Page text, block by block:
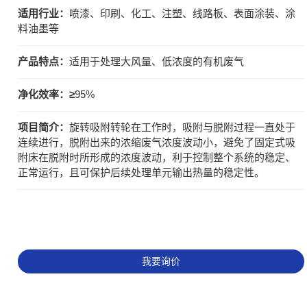
适用行业： 喷漆、印刷、化工、注塑、线路板、表面涂装、涂
料油墨等
产品特点：适用于处理大风量、低浓度的有机废气
净化效率：≥95%
项目简介：旋转吸附转轮在工作时，吸附与脱附过程一直处于
连续进行，脱附出来的浓缩废气浓度波动小，避免了固定式吸
附床在脱附时所形成的浓度波动，利于控制整个系统的稳定、
正常运行，且可保护后续处理单元输出热量的稳定性。
我要询价